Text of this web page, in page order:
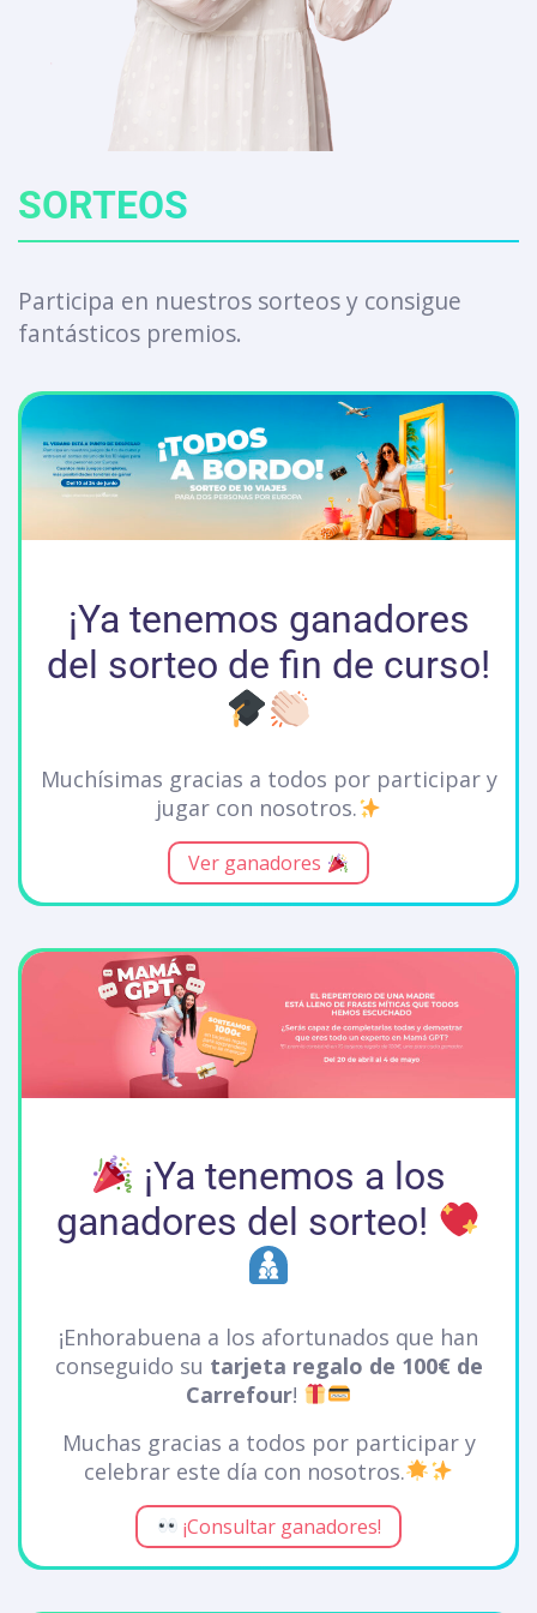
SORTEOS
Participa en nuestros sorteos y consigue
fantásticos premios.
¡Ya tenemos ganadores
del sorteo de fin de curso!
Muchísimas gracias a todos por participar y
jugar con nosotros.
Ver ganadores
¡Ya tenemos a los
ganadores del sorteo!
¡Enhorabuena a los afortunados que han
conseguido su tarjeta regalo de 100€ de
Carrefour!
Muchas gracias a todos por participar y
celebrar este día con nosotros.
¡Consultar ganadores!